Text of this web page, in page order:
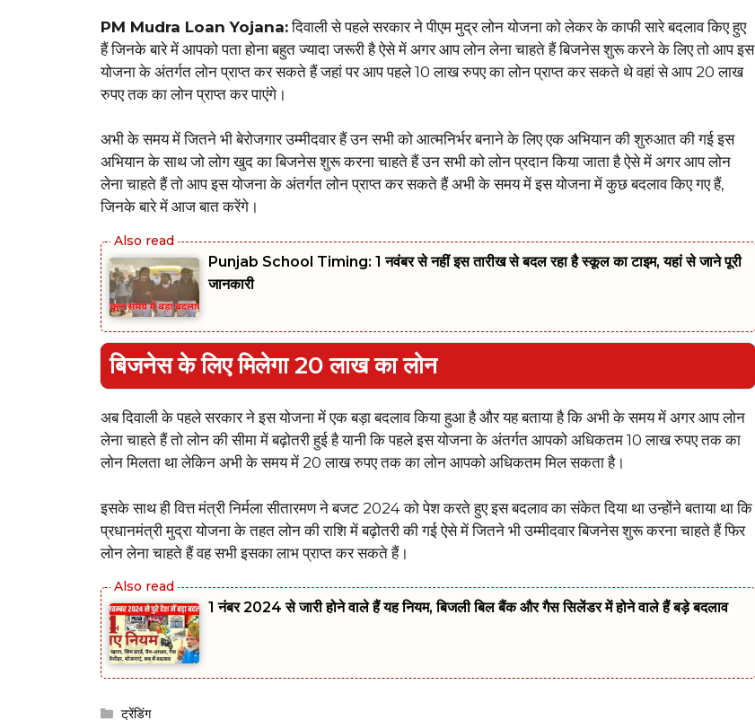
PM Mudra Loan Yojana:दिवाली से पहले सरकार ने पीएम मुद्र लोन योजना को लेकर के काफी सारे बदलाव किए हुए
हैं जिनके बारे में आपको पता होना बहुत ज्यादा जरूरी है ऐसे में अगर आप लोन लेना चाहते हैं बिजनेस शुरू करने के लिए तो आप इस
योजना के अंतर्गत लोन प्राप्त कर सकते हैं जहां पर आप पहले 10 लाख रुपए का लोन प्राप्त कर सकते थे वहां से आप 20 लाख
रुपए तक का लोन प्राप्त कर पाएंगे।
अभी के समय में जितने भी बेरोजगार उम्मीदवार हैं उन सभी को आत्मनिर्भर बनाने के लिए एक अभियान की शुरुआत की गई इस
अभियान के साथ जो लोग खुद का बिजनेस शुरू करना चाहते हैं उन सभी को लोन प्रदान किया जाता है ऐसे में अगर आप लोन
लेना चाहते हैं तो आप इस योजना के अंतर्गत लोन प्राप्त कर सकते हैं अभी के समय में इस योजना में कुछ बदलाव किए गए हैं,
जिनके बारे में आज बात करेंगे।
Punjab School Timing: 1 नवंबर से नहीं इस तारीख से बदल रहा है स्कूल का टाइम, यहां से जाने पूरी
जानकारी
बिजनेस के लिए मिलेगा 20 लाख का लोन
अब दिवाली के पहले सरकार ने इस योजना में एक बड़ा बदलाव किया हुआ है और यह बताया है कि अभी के समय में अगर आप लोन
लेना चाहते हैं तो लोन की सीमा में बढ़ोतरी हुई है यानी कि पहले इस योजना के अंतर्गत आपको अधिकतम 10 लाख रुपए तक का
लोन मिलता था लेकिन अभी के समय में 20 लाख रुपए तक का लोन आपको अधिकतम मिल सकता है।
इसके साथ ही वित्त मंत्री निर्मला सीतारमण ने बजट 2024 को पेश करते हुए इस बदलाव का संकेत दिया था उन्होंने बताया था कि
प्रधानमंत्री मुद्रा योजना के तहत लोन की राशि में बढ़ोतरी की गई ऐसे में जितने भी उम्मीदवार बिजनेस शुरू करना चाहते हैं फिर
लोन लेना चाहते हैं वह सभी इसका लाभ प्राप्त कर सकते हैं।
1 नंबर 2024 से जारी होने वाले हैं यह नियम, बिजली बिल बैंक और गैस सिलेंडर में होने वाले हैं बड़े बदलाव
Categories
ट्रेंडिंग